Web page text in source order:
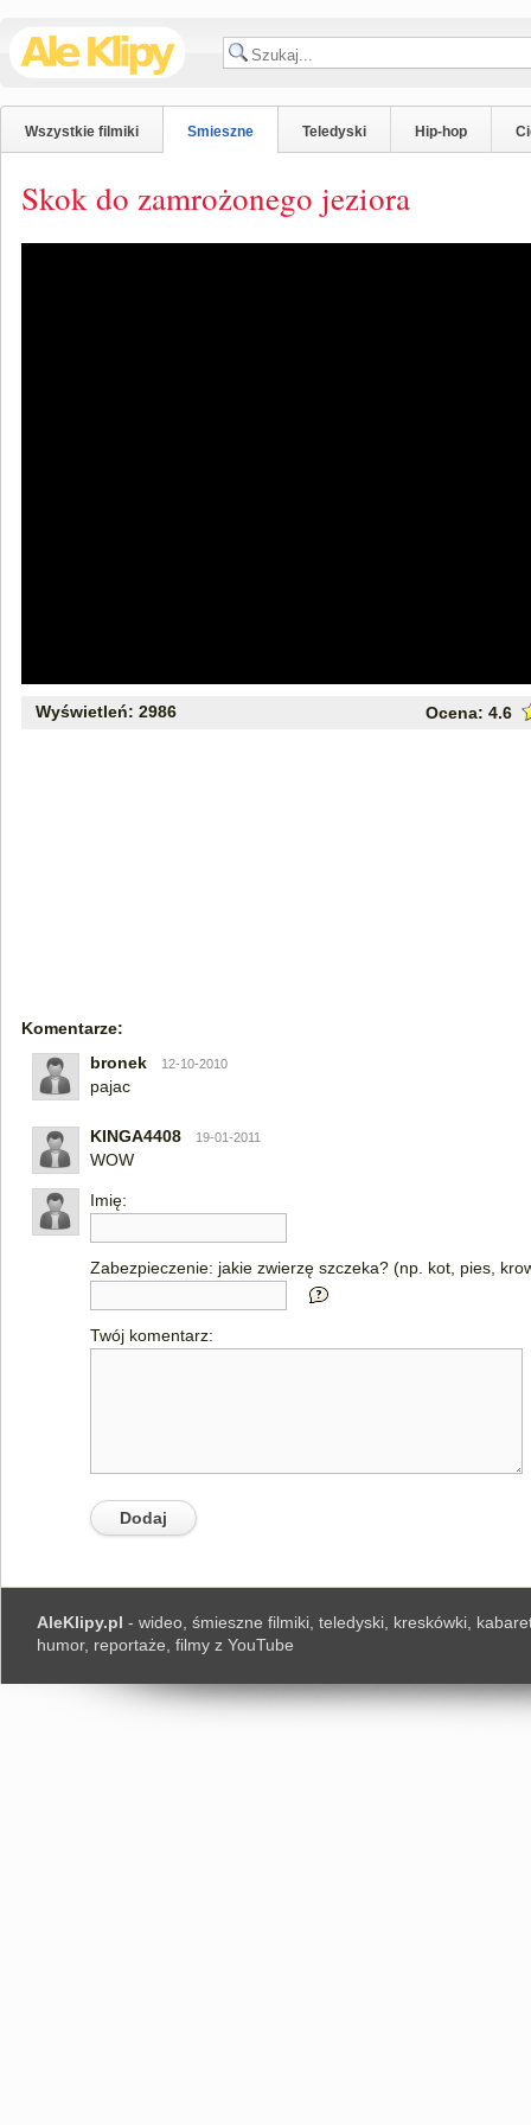
Wszystkie filmiki Smieszne Teledyski Hip-hop
Skok do zamrożonego jeziora
Wyświetleń: 2986 Ocena: 4.6
Komentarze:
bronek
12-10-2010
pajac
KINGA4408 19-01-2011
WOW
Imię:
Zabezpieczenie: jakie zwierzę szczeka? (np. kot, pies,
Twój komentarz:
AleKlipy.pl - wideo, śmieszne filmiki, teledyski, kreskówki,
humor, reportaże, filmy z YouTube